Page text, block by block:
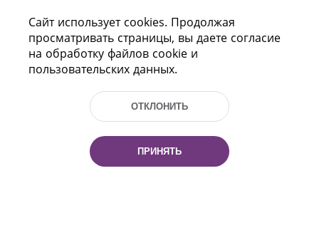
Пр-т Независимости 116
г. Минск, Республика Беларусь, 220114
Тел.: (+375 17) 368 37 37, Факс: (+375 17)
Эл. почта: inbox@nlb.by
Сайт использует cookies. Продолжая
просматривать страницы, вы даете согласие
на обработку файлов cookie и
пользовательских данных.
ОТКЛОНИТЬ
ПРИНЯТЬ